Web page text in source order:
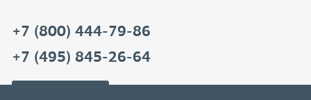
+7 (800) 444-79-86
+7 (495) 845-26-64